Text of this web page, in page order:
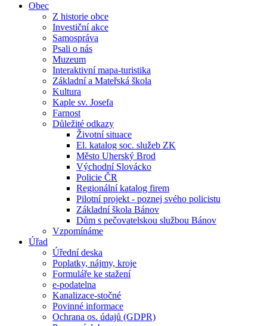
Obec
Z historie obce
Investiční akce
Samospráva
Psali o nás
Muzeum
Interaktivní mapa-turistika
Základní a Mateřská škola
Kultura
Kaple sv. Josefa
Farnost
Důležité odkazy
Životní situace
El. katalog soc. služeb ZK
Město Uherský Brod
Východní Slovácko
Policie ČR
Regionální katalog firem
Pilotní projekt - poznej svého policistu
Základní škola Bánov
Dům s pečovatelskou službou Bánov
Vzpomínáme
Úřad
Úřední deska
Poplatky, nájmy, kroje
Formuláře ke stažení
e-podatelna
Kanalizace-stočné
Povinné informace
Ochrana os. údajů (GDPR)